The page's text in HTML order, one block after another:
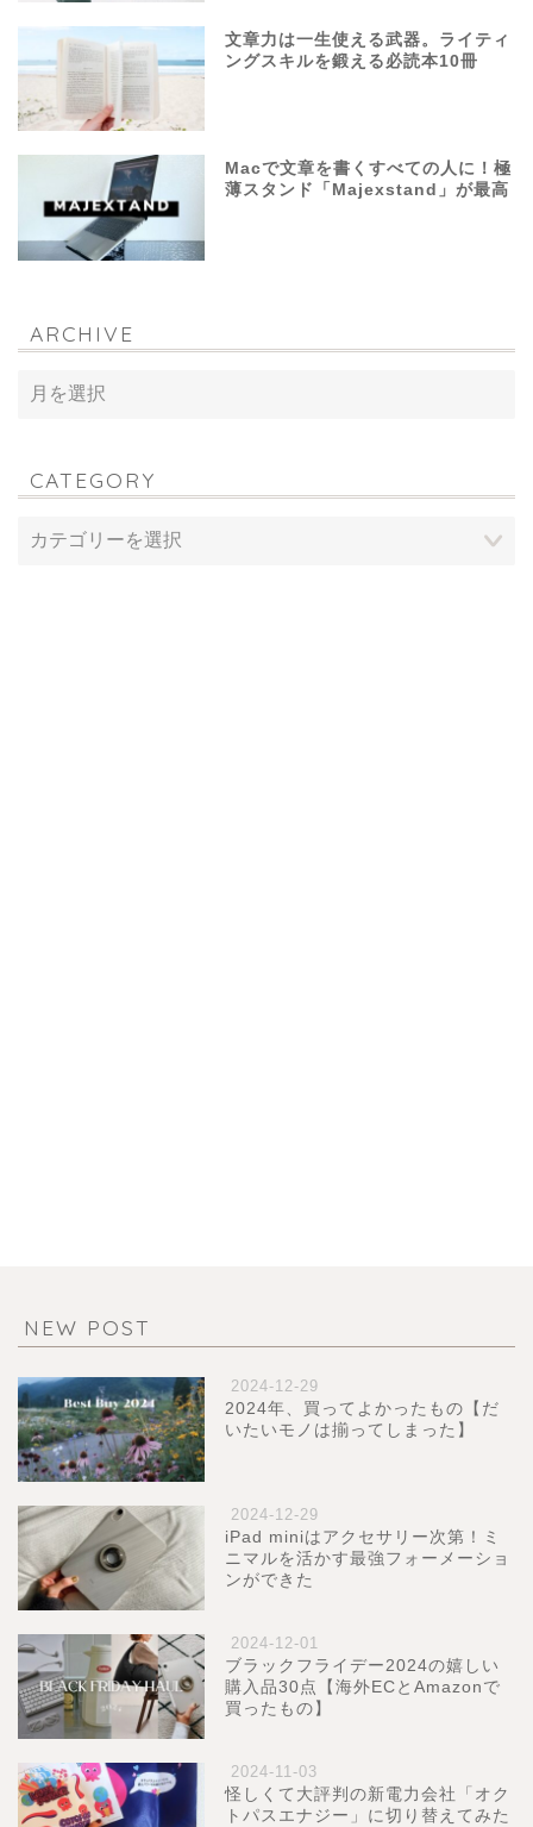
文章力は一生使える武器。ライティ
ングスキルを鍛える必読本10冊
Macで文章を書くすべての人に！極
薄スタンド「Majexstand」が最高
ARCHIVE
CATEGORY
NEW POST
2024-12-29
2024年、買ってよかったもの【だ
いたいモノは揃ってしまった】
2024-12-29
iPad miniはアクセサリー次第！ミ
ニマルを活かす最強フォーメーショ
ンができた
2024-12-01
ブラックフライデー2024の嬉しい
購入品30点【海外ECとAmazonで
買ったもの】
2024-11-03
怪しくて大評判の新電力会社「オク
トパスエナジー」に切り替えてみた